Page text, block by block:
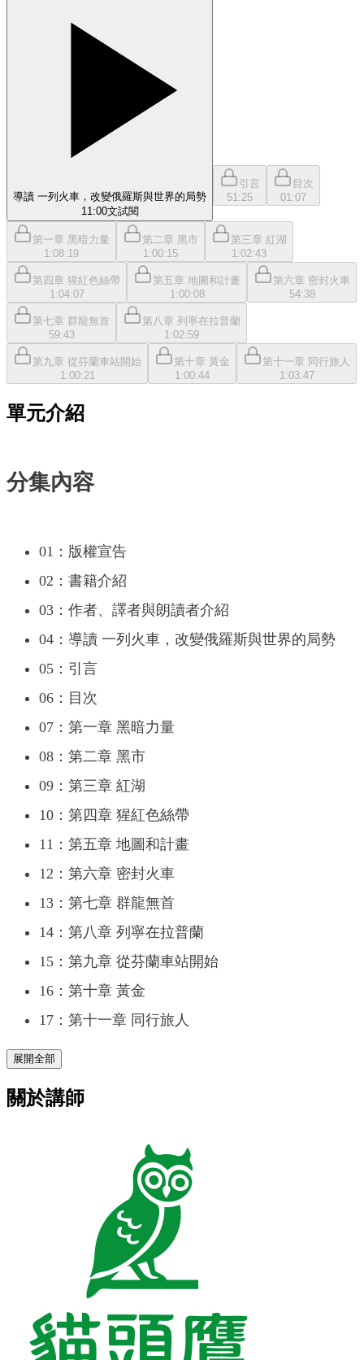
導讀 一列火車，改變俄羅斯與世界的局勢
11:00文試閱
引言
51:25
目次
01:07
第一章 黑暗力量
1:08:19
第二章 黑市
1:00:15
第三章 紅湖
1:02:43
第四章 猩紅色絲帶
1:04:07
第五章 地圖和計畫
1:00:08
第六章 密封火車
54:38
第七章 群龍無首
59:43
第八章 列寧在拉普蘭
1:02:59
第九章 從芬蘭車站開始
1:00:21
第十章 黃金
1:00:44
第十一章 同行旅人
1:03:47
單元介紹
分集內容
01：版權宣告
02：書籍介紹
03：作者、譯者與朗讀者介紹
04：導讀 一列火車，改變俄羅斯與世界的局勢
05：引言
06：目次
07：第一章 黑暗力量
08：第二章 黑市
09：第三章 紅湖
10：第四章 猩紅色絲帶
11：第五章 地圖和計畫
12：第六章 密封火車
13：第七章 群龍無首
14：第八章 列寧在拉普蘭
15：第九章 從芬蘭車站開始
16：第十章 黃金
17：第十一章 同行旅人
展開全部
關於講師